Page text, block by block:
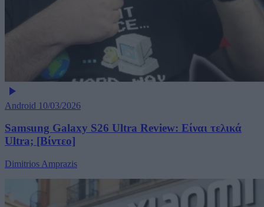
Android 10/03/2026
Samsung Galaxy S26 Ultra Review: Είναι τελικά
Ultra; [Βίντεο]
Dimitrios Amprazis